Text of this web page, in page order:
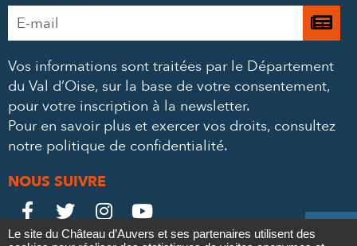
Adresse
e-
*
Je
à
Vos informations sont traitées par le Département
du Val d’Oise, sur la base de votre consentement,
pour votre inscription à la newsletter.
Pour en savoir plus et exercer vos droits, consultez
notre politique de confidentialité.
NOUS SUIVRE
Le

Le

Le

Le

Le site du Château d’Auvers et ses partenaires utilisent des